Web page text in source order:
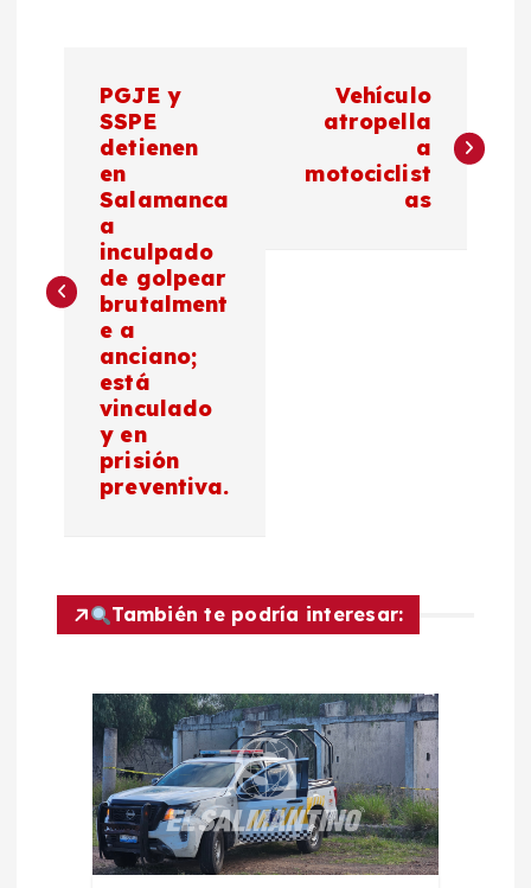
g
n
PGJE y
SSPE
detienen
en
Salamanca
a
inculpado
de golpear
brutalment
e a
anciano;
está
vinculado
y en
prisión
preventiva.
Vehículo
atropella
a
motociclist
as
También te podría interesar: